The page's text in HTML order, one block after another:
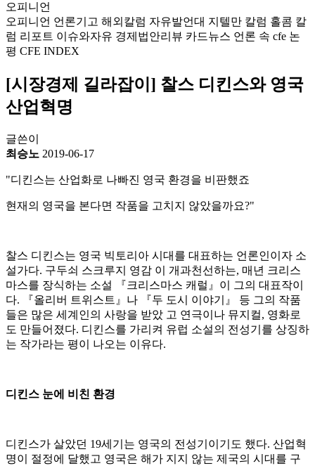
오피니언
오피니언 언론기고 해외칼럼 자유발언대 지텔만 칼럼 홀콤 칼
럼 리포트 이슈와자유 경제법안리뷰 카드뉴스 언론 속 cfe 논
평 CFE INDEX
[시장경제 길라잡이] 찰스 디킨스와 영국
산업혁명
글쓴이
최승노 2019-06-17
"디킨스는 산업화로 나빠진 영국 환경을 비판했죠
현재의 영국을 본다면 작품을 고치지 않았을까요?"
찰스 디킨스는 영국 빅토리아 시대를 대표하는 언론인이자 소
설가다. 구두쇠 스크루지 영감 이 개과천선하는, 매년 크리스
마스를 장식하는 소설 『크리스마스 캐럴』이 그의 대표작이
다. 『올리버 트위스트』나 『두 도시 이야기』 등 그의 작품
들은 많은 세계인의 사랑을 받았 고 연극이나 뮤지컬, 영화로
도 만들어졌다. 디킨스를 가리켜 유럽 소설의 전성기를 상징하
는 작가라는 평이 나오는 이유다.
디킨스 눈에 비친 환경
디킨스가 살았던 19세기는 영국의 전성기이기도 했다. 산업혁
명이 절정에 달했고 영국은 해가 지지 않는 제국의 시대를 구